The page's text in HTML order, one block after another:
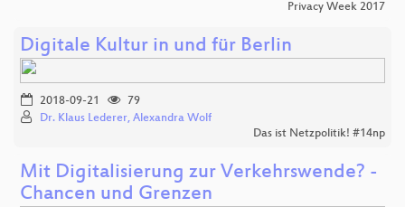
Privacy Week 2017
Digitale Kultur in und für Berlin
2018-09-21
79
Dr. Klaus Lederer, Alexandra Wolf
Das ist Netzpolitik! #14np
Mit Digitalisierung zur Verkehrswende? -
Chancen und Grenzen